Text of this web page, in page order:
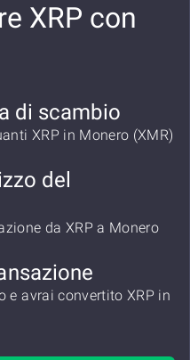
XRP con
di scambio
XRP in Monero (XMR)
del
da XRP a Monero
e avrai convertito XRP in